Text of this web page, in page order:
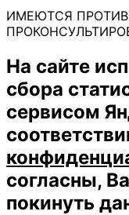
ИМЕЮТСЯ
На сайте
сбора
сервисом
согласны,
покинуть